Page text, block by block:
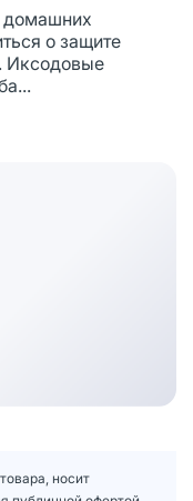
домашних
о защите
Иксодовые
носит